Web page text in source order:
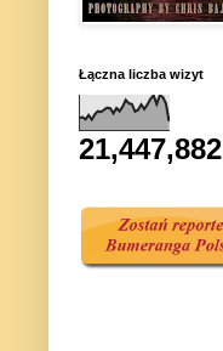
Łączna liczba wizyt
21,447,882